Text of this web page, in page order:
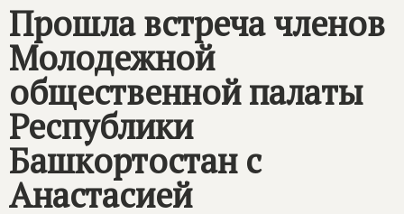
Прошла встреча членов
Молодежной
общественной палаты
Республики
Башкортостан с
Анастасией